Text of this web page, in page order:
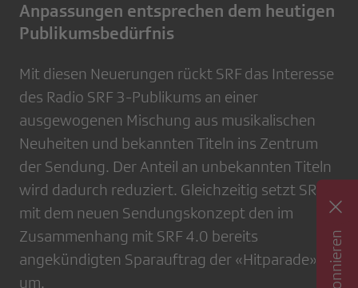
Anpassungen entsprechen dem heutigen
Publikumsbedürfnis
Mit diesen Neuerungen rückt SRF das Interesse
des Radio SRF 3-Publikums an einer
ausgewogenen Mischung aus musikalischen
Neuheiten und bekannten Titeln ins Zentrum
der Sendung. Der Anteil an unbekannten Titeln
wird dadurch reduziert. Gleichzeitig setzt SRF
mit dem neuen Sendungskonzept den im
Zusammenhang mit SRF 4.0 bereits
angekündigten Sparauftrag der «Hitparade»
um.